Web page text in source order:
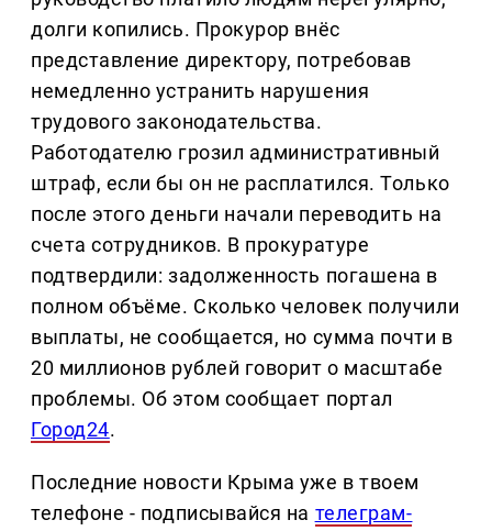
долги копились. Прокурор внёс
представление директору, потребовав
немедленно устранить нарушения
трудового законодательства.
Работодателю грозил административный
штраф, если бы он не расплатился. Только
после этого деньги начали переводить на
счета сотрудников. В прокуратуре
подтвердили: задолженность погашена в
полном объёме. Сколько человек получили
выплаты, не сообщается, но сумма почти в
20 миллионов рублей говорит о масштабе
проблемы. Об этом сообщает портал
Город24.
Последние новости Крыма уже в твоем
телефоне - подписывайся на телеграм-